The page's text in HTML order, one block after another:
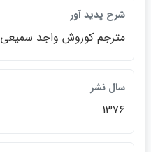
شرح پديد آور
مترجم كوروش واجد سميعي
سال نشر
1376